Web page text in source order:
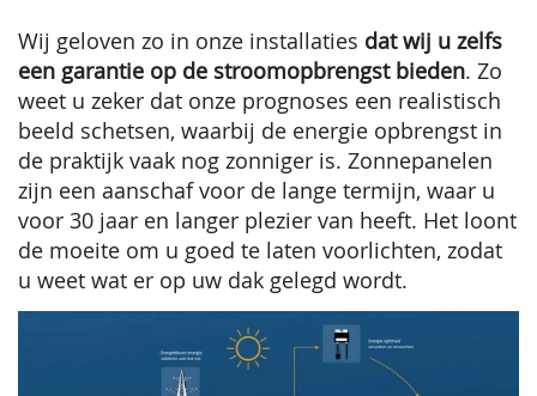
Wij geloven zo in onze installaties dat wij u zelfs
een garantie op de stroomopbrengst bieden. Zo
weet u zeker dat onze prognoses een realistisch
beeld schetsen, waarbij de energie opbrengst in
de praktijk vaak nog zonniger is. Zonnepanelen
zijn een aanschaf voor de lange termijn, waar u
voor 30 jaar en langer plezier van heeft. Het loont
de moeite om u goed te laten voorlichten, zodat
u weet wat er op uw dak gelegd wordt.